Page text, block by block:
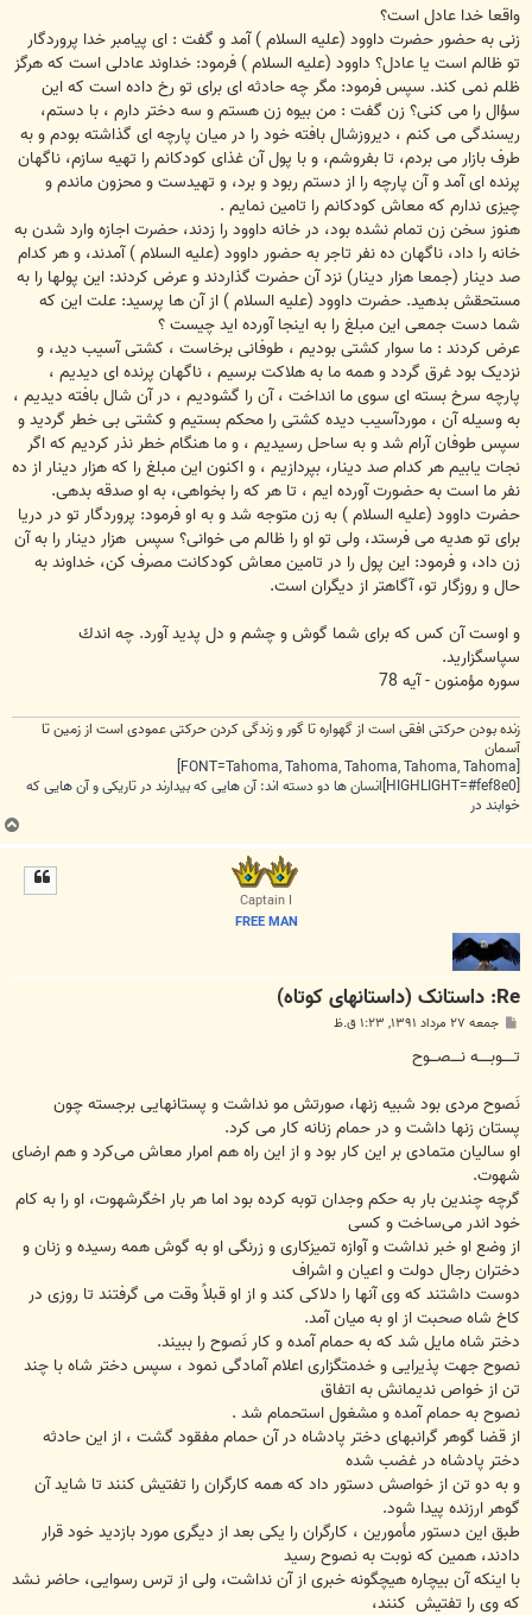
ت
واقعا خدا عادل است؟
زنى به حضور حضرت داوود (علیه السلام ) آمد و گفت : اى پیامبر خدا پروردگار
تو ظالم است یا عادل؟ داوود (علیه السلام ) فرمود: خداوند عادلى است که هرگز
ظلم نمى کند. سپس فرمود: مگر چه حادثه اى براى تو رخ داده است که این
سؤال را مى کنى؟ زن گفت : من بیوه زن هستم و سه دختر دارم ، با دستم،
ریسندگى مى کنم ، دیروزشال بافته خود را در میان پارچه اى گذاشته بودم و به
طرف بازار مى بردم، تا بفروشم، و با پول آن غذاى کودکانم را تهیه سازم، ناگهان
پرنده اى آمد و آن پارچه را از دستم ربود و برد، و تهیدست و محزون ماندم و
چیزى ندارم که معاش کودکانم را تامین نمایم .
هنوز سخن زن تمام نشده بود، در خانه داوود را زدند، حضرت اجازه وارد شدن به
خانه را داد، ناگهان ده نفر تاجر به حضور داوود (علیه السلام ) آمدند، و هر کدام
صد دینار (جمعا هزار دینار) نزد آن حضرت گذاردند و عرض کردند: این پولها را به
مستحقش بدهید. حضرت داوود (علیه السلام ) از آن ها پرسید: علت این که
شما دست جمعى این مبلغ را به اینجا آورده اید چیست ؟
عرض کردند : ما سوار کشتى بودیم ، طوفانى برخاست ، کشتى آسیب دید، و
نزدیک بود غرق گردد و همه ما به هلاکت برسیم ، ناگهان پرنده اى دیدیم ،
پارچه سرخ بسته ای سوى ما انداخت ، آن را گشودیم ، در آن شال بافته دیدیم ،
به وسیله آن ، موردآسیب دیده کشتى را محکم بستیم و کشتى بى خطر گردید و
سپس طوفان آرام شد و به ساحل رسیدیم ، و ما هنگام خطر نذر کردیم که اگر
نجات یابیم هر کدام صد دینار، بپردازیم ، و اکنون این مبلغ را که هزار دینار از ده
نفر ما است به حضورت آورده ایم ، تا هر که را بخواهى، به او صدقه بدهى.
حضرت داوود (علیه السلام ) به زن متوجه شد و به او فرمود: پروردگار تو در دریا
براى تو هدیه مى فرستد، ولى تو او را ظالم مى خوانى؟ سپس ‍ هزار دینار را به آن
زن داد، و فرمود: این پول را در تامین معاش کودکانت مصرف کن، خداوند به
حال و روزگار تو، آگاهتر از دیگران است.
و اوست آن كس كه براى شما گوش و چشم و دل پديد آورد. چه اندك
سپاسگزاريد.
سوره مؤمنون - آیه 78
زنده بودن حرکتی افقی است از گهواره تا گور و زندگی کردن حرکتی عمودی است از زمین تا
آسمان
[FONT=Tahoma, Tahoma, Tahoma, Tahoma, Tahoma]
[HIGHLIGHT=#fef8e0]انسان ها دو دسته اند: آن هایی که بیدارند در تاریکی و آن هایی که
خوابند در
ب
ا
Captain I
FREE MAN
Re: داستانک (داستانهای کوتاه)
پ
ت
جمعه ۲۷ مرداد ۱۳۹۱, ۱:۲۳ ق.ظ
تـــــوبـــــه نــــصـــوح
نَصوح مردى بود شبيه زنها، صورتش مو نداشت و پستانهايى برجسته چون
پستان زنها داشت و در حمام زنانه كار مى كرد.
او سالیان متمادی بر این کار بود و از این راه هم امرار معاش می‌کرد و هم ارضای
شهوت.
گرچه چندین بار به حکم وجدان توبه کرده بود اما هر بار اخگرشهوت، او را به کام
خود اندر می‌ساخت و كسى
از وضع او خبر نداشت و آوازه تميزكارى و زرنگى او به گوش همه رسيده و زنان و
دختران رجال دولت و اعيان و اشراف
دوست داشتند كه وى آنها را دلاكى كند و از او قبلاً وقت مى گرفتند تا روزى در
كاخ شاه صحبت از او به ميان آمد.
دختر شاه مايل شد كه به حمام آمده و كار نَصوح را ببيند.
نصوح جهت پذيرايى و خدمتگزارى اعلام آمادگى نمود ، سپس دختر شاه با چند
تن از خواص نديمانش به اتفاق
نصوح به حمام آمده و مشغول استحمام شد .
از قضا گوهر گرانبهاى دختر پادشاه در آن حمام مفقود گشت ، از اين حادثه
دختر پادشاه در غضب شده
و به دو تن از خواصش دستور داد كه همه كارگران را تفتيش كنند تا شايد آن
گوهر ارزنده پيدا شود.
طبق اين دستور مأمورين ، كارگران را يكى بعد از ديگرى مورد بازديد خود قرار
دادند، همين كه نوبت به نصوح رسيد
با اينكه آن بيچاره هيچگونه خبرى از آن نداشت، ولى از ترس رسوايى، حاضر نـشد
كه وى را تفتيش ‍ كنند،